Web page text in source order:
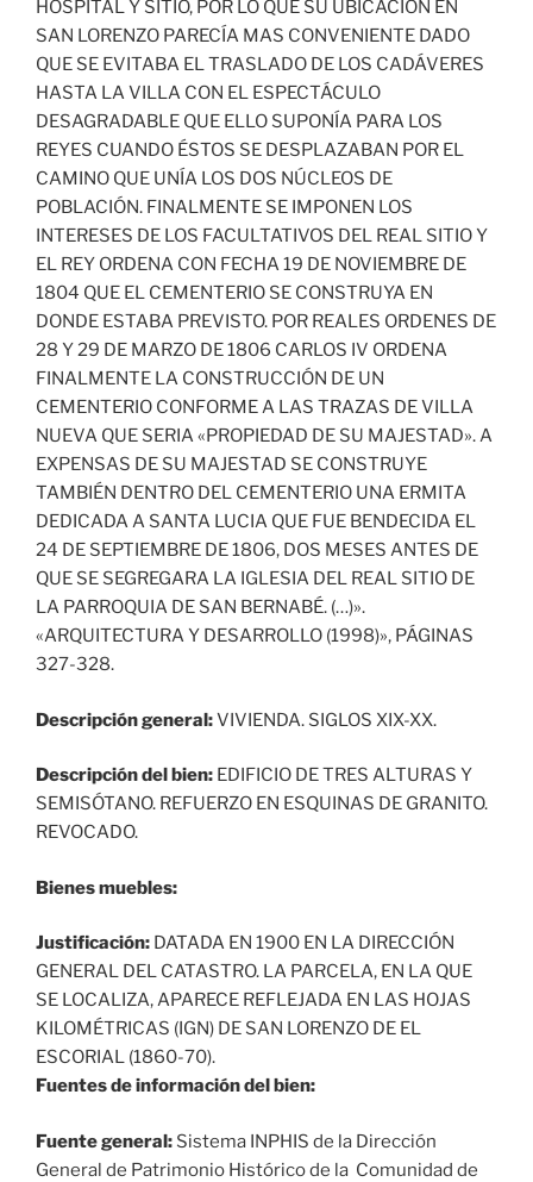
HOSPITAL Y SITIO, POR LO QUE SU UBICACIÓN EN
SAN LORENZO PARECÍA MAS CONVENIENTE DADO
QUE SE EVITABA EL TRASLADO DE LOS CADÁVERES
HASTA LA VILLA CON EL ESPECTÁCULO
DESAGRADABLE QUE ELLO SUPONÍA PARA LOS
REYES CUANDO ÉSTOS SE DESPLAZABAN POR EL
CAMINO QUE UNÍA LOS DOS NÚCLEOS DE
POBLACIÓN. FINALMENTE SE IMPONEN LOS
INTERESES DE LOS FACULTATIVOS DEL REAL SITIO Y
EL REY ORDENA CON FECHA 19 DE NOVIEMBRE DE
1804 QUE EL CEMENTERIO SE CONSTRUYA EN
DONDE ESTABA PREVISTO. POR REALES ORDENES DE
28 Y 29 DE MARZO DE 1806 CARLOS IV ORDENA
FINALMENTE LA CONSTRUCCIÓN DE UN
CEMENTERIO CONFORME A LAS TRAZAS DE VILLA
NUEVA QUE SERIA «PROPIEDAD DE SU MAJESTAD». A
EXPENSAS DE SU MAJESTAD SE CONSTRUYE
TAMBIÉN DENTRO DEL CEMENTERIO UNA ERMITA
DEDICADA A SANTA LUCIA QUE FUE BENDECIDA EL
24 DE SEPTIEMBRE DE 1806, DOS MESES ANTES DE
QUE SE SEGREGARA LA IGLESIA DEL REAL SITIO DE
LA PARROQUIA DE SAN BERNABÉ. (…)».
«ARQUITECTURA Y DESARROLLO (1998)», PÁGINAS
327-328.
Descripción general:VIVIENDA. SIGLOS XIX-XX.
Descripción del bien: EDIFICIO DE TRES ALTURAS Y
SEMISÓTANO. REFUERZO EN ESQUINAS DE GRANITO.
REVOCADO.
Bienes muebles:
Justificación: DATADA EN 1900 EN LA DIRECCIÓN
GENERAL DEL CATASTRO. LA PARCELA, EN LA QUE
SE LOCALIZA, APARECE REFLEJADA EN LAS HOJAS
KILOMÉTRICAS (IGN) DE SAN LORENZO DE EL
ESCORIAL (1860-70).
Fuentes de información del bien:
Fuente general: Sistema INPHIS de la Dirección
General de Patrimonio Histórico de la Comunidad de